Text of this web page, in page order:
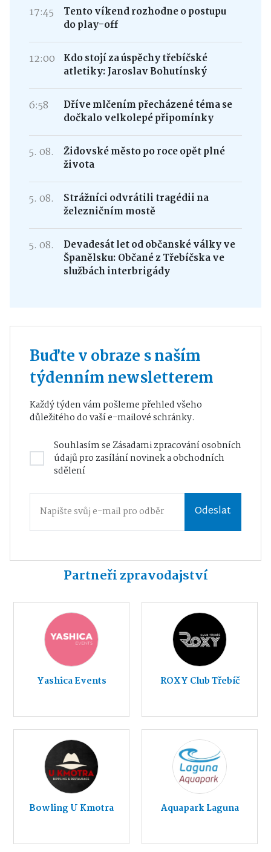
17:45
Tento víkend rozhodne o postupu
do play-off
12:00
Kdo stojí za úspěchy třebíčské
atletiky: Jaroslav Bohutínský
6:58
Dříve mlčením přecházené téma se
dočkalo velkolepé připomínky
5. 08.
Židovské město po roce opět plné
života
5. 08.
Strážníci odvrátili tragédii na
železničním mostě
5. 08.
Devadesát let od občanské války ve
Španělsku: Občané z Třebíčska ve
službách interbrigády
Buďte v obraze s naším
týdenním newsletterem
Každý týden vám pošleme přehled všeho
důležitého do vaší e-mailové schránky.
Souhlasím seZásadami zpracování osobních
údajůpro zasílání novinek a obchodních
sdělení
Odeslat
Partneři zpravodajství
Yashica Events ROXY Club Třebíč
Bowling U Kmotra Aquapark Laguna